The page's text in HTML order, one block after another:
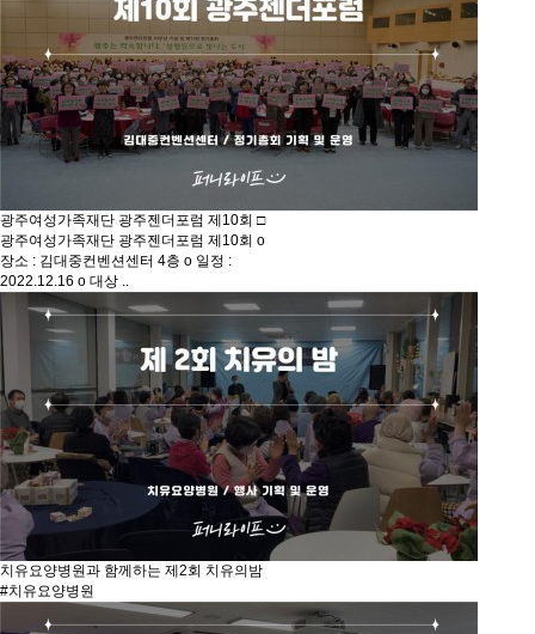
광주여성가족재단 광주젠더포럼 제10회 □
광주여성가족재단 광주젠더포럼 제10회 o
장소 : 김대중컨벤션센터 4층 o 일정 :
2022.12.16 o 대상 ..
치유요양병원과 함께하는 제2회 치유의밤
#치유요양병원